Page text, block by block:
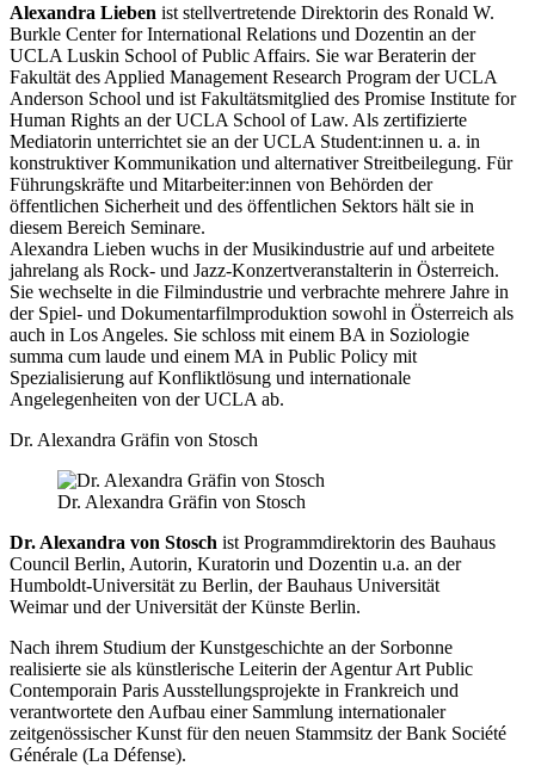
Alexandra Lieben ist stellvertretende Direktorin des Ronald W.
Burkle Center for International Relations und Dozentin an der
UCLA Luskin School of Public Affairs. Sie war Beraterin der
Fakultät des Applied Management Research Program der UCLA
Anderson School und ist Fakultätsmitglied des Promise Institute for
Human Rights an der UCLA School of Law. Als zertifizierte
Mediatorin unterrichtet sie an der UCLA Student:innen u. a. in
konstruktiver Kommunikation und alternativer Streitbeilegung. Für
Führungskräfte und Mitarbeiter:innen von Behörden der
öffentlichen Sicherheit und des öffentlichen Sektors hält sie in
diesem Bereich Seminare.
Alexandra Lieben wuchs in der Musikindustrie auf und arbeitete
jahrelang als Rock- und Jazz-Konzertveranstalterin in Österreich.
Sie wechselte in die Filmindustrie und verbrachte mehrere Jahre in
der Spiel- und Dokumentarfilmproduktion sowohl in Österreich als
auch in Los Angeles. Sie schloss mit einem BA in Soziologie
summa cum laude und einem MA in Public Policy mit
Spezialisierung auf Konfliktlösung und internationale
Angelegenheiten von der UCLA ab.
Dr. Alexandra Gräfin von Stosch
Dr. Alexandra Gräfin von Stosch
Dr. Alexandra von Stosch ist Programmdirektorin des Bauhaus
Council Berlin, Autorin, Kuratorin und Dozentin u.a. an der
Humboldt-Universität zu Berlin, der Bauhaus Universität
Weimar und der Universität der Künste Berlin.
Nach ihrem Studium der Kunstgeschichte an der Sorbonne
realisierte sie als künstlerische Leiterin der Agentur Art Public
Contemporain Paris Ausstellungsprojekte in Frankreich und
verantwortete den Aufbau einer Sammlung internationaler
zeitgenössischer Kunst für den neuen Stammsitz der Bank Société
Générale (La Défense).